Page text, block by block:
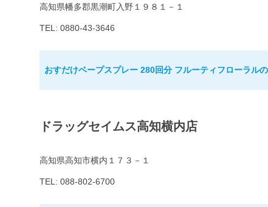
高知県幡多郡黒潮町入野１９８１－１
TEL: 0880-43-3646
おすだけベープスプレー 280回分 フルーティフローラル
ドラッグセイムス高知横内店
高知県高知市横内１７３－１
TEL: 088-802-6700